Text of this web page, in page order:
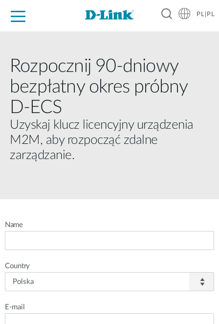
PL|PL
Rozpocznij 90-dniowy
bezpłatny okres próbny
D-ECS
Uzyskaj klucz licencyjny urządzenia
M2M, aby rozpocząć zdalne
zarządzanie.
Name
Country
E-mail